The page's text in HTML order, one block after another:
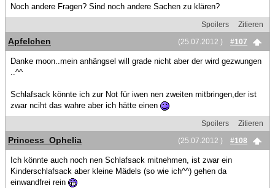
Noch andere Fragen? Sind noch andere Sachen zu klären?
Spoilers
Zitieren
(25.07.2012 )
#107
Apfelchen
Danke moon..mein anhängsel will grade nicht aber der wird gezwungen
..^^
Schlafsack könnte ich zur Not für iwen nen zweiten mitbringen,der ist
zwar nciht das wahre aber ich hätte einen
Spoilers
Zitieren
(25.07.2012 )
#108
Princess_Ophelia
Ich könnte auch noch nen Schlafsack mitnehmen, ist zwar ein
Kinderschlafsack aber kleine Mädels (so wie ich^^) gehen da
einwandfrei rein